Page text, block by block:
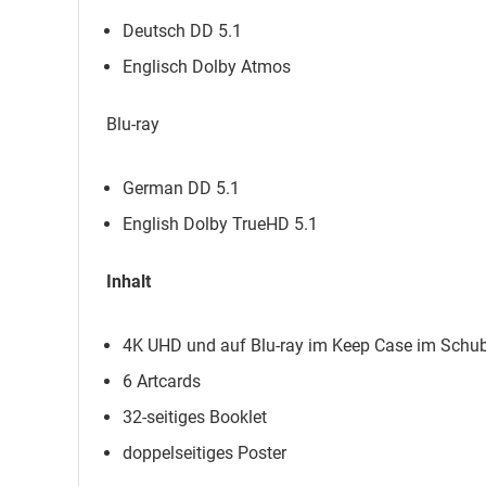
Deutsch DD 5.1
Englisch Dolby Atmos
Blu-ray
German DD 5.1
English Dolby TrueHD 5.1
Inhalt
4K UHD und auf Blu-ray im Keep Case im
6 Artcards
32-seitiges Booklet
doppelseitiges Poster